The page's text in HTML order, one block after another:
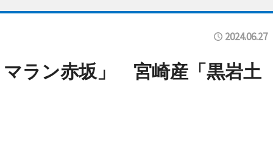
2024.06.27
マラン赤坂」 宮崎産「黒岩土